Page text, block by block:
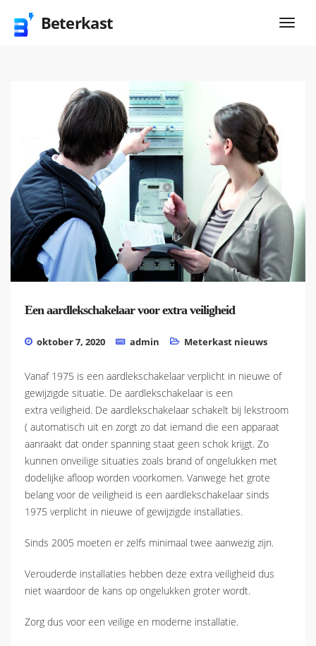
Beterkast
Een aardlekschakelaar voor extra veiligheid
oktober 7, 2020 admin Meterkast nieuws
Vanaf 1975 is een aardlekschakelaar verplicht in nieuwe of
gewijzigde situatie. De aardlekschakelaar is een
extra veiligheid. De aardlekschakelaar schakelt bij lekstroom
( automatisch uit en zorgt zo dat iemand die een apparaat
aanraakt dat onder spanning staat geen schok krijgt. Zo
kunnen onveilige situaties zoals brand of ongelukken met
dodelijke afloop worden voorkomen. Vanwege het grote
belang voor de veiligheid is een aardlekschakelaar sinds
1975 verplicht in nieuwe of gewijzigde installaties.
Sinds 2005 moeten er zelfs minimaal twee aanwezig zijn.
Verouderde installaties hebben deze extra veiligheid dus
niet waardoor de kans op ongelukken groter wordt.
Zorg dus voor een veilige en moderne installatie.